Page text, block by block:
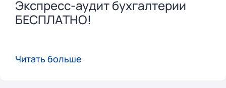
Экспресс-аудит бухгалтерии
БЕСПЛАТНО!
Читать больше